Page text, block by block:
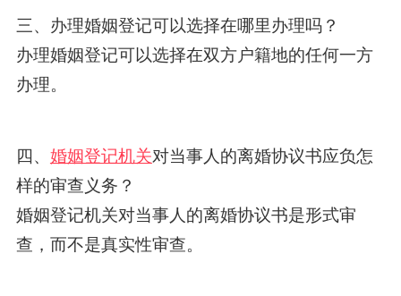
三、办理婚姻登记可以选择在哪里办理吗？
办理婚姻登记可以选择在双方户籍地的任何一方
办理。
四、 婚姻登记机关对当事人的离婚协议书应负怎
样的审查义务？
婚姻登记机关对当事人的离婚协议书是形式审
查，而不是真实性审查。